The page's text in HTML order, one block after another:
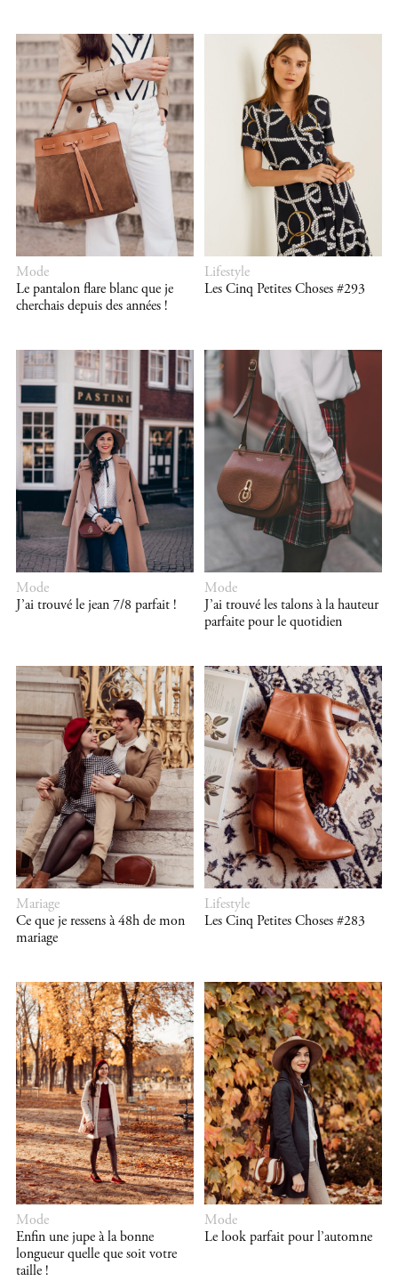
Mode
Le pantalon flare blanc que je
cherchais depuis des années !
Lifestyle
Les Cinq Petites Choses #293
Mode
J’ai trouvé le jean 7/8 parfait !
Mode
J’ai trouvé les talons à la hauteur
parfaite pour le quotidien
Mariage
Ce que je ressens à 48h de mon
mariage
Lifestyle
Les Cinq Petites Choses #283
Mode
Enfin une jupe à la bonne
longueur quelle que soit votre
taille !
Mode
Le look parfait pour l’automne